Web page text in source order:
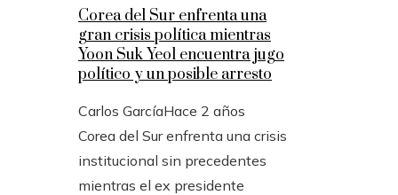
Corea del Sur enfrenta una
gran crisis política mientras
Yoon Suk Yeol encuentra jugo
político y un posible arresto
Carlos GarcíaHace 2 años
Corea del Sur enfrenta una crisis
institucional sin precedentes
mientras el ex presidente